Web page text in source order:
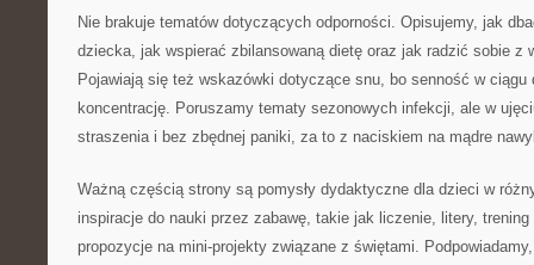
Nie brakuje tematów dotyczących odporności. Opisujemy, jak
dziecka, jak wspierać zbilansowaną dietę oraz jak radzić sobie z
Pojawiają się też wskazówki dotyczące snu, bo senność w ciągu
koncentrację. Poruszamy tematy sezonowych infekcji, ale w
straszenia i bez zbędnej paniki, za to z naciskiem na mądre
Ważną częścią strony są pomysły dydaktyczne dla dzieci w
inspiracje do nauki przez zabawę, takie jak liczenie, litery,
propozycje na mini-projekty związane z świętami.